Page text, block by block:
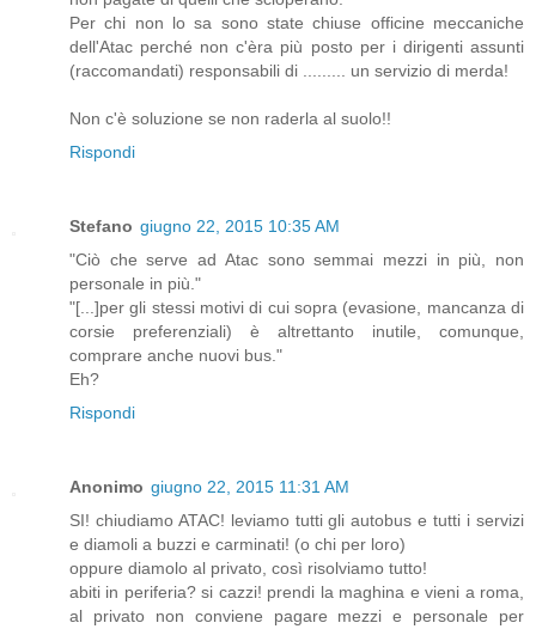
Per chi non lo sa sono state chiuse officine meccaniche
dell'Atac perché non c'èra più posto per i dirigenti assunti
(raccomandati) responsabili di ......... un servizio di merda!
Non c'è soluzione se non raderla al suolo!!
Rispondi
Stefano giugno 22, 2015 10:35 AM
"Ciò che serve ad Atac sono semmai mezzi in più, non
personale in più."
"[...]per gli stessi motivi di cui sopra (evasione, mancanza di
corsie preferenziali) è altrettanto inutile, comunque,
comprare anche nuovi bus."
Eh?
Rispondi
Anonimo giugno 22, 2015 11:31 AM
SI! chiudiamo ATAC! leviamo tutti gli autobus e tutti i servizi
e diamoli a buzzi e carminati! (o chi per loro)
oppure diamolo al privato, così risolviamo tutto!
abiti in periferia? si cazzi! prendi la maghina e vieni a roma,
al privato non conviene pagare mezzi e personale per